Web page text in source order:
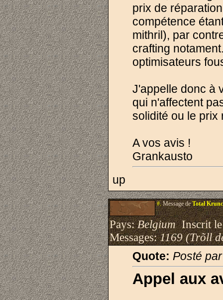
prix de
compétence
mithril), par
crafting
optimisateurs
J'appelle donc à
qui n'affectent
solidité ou le prix
A vos avis !
Grankausto
up
#.Message deTotal
Pays:BelgiumInscrit
Messages:1169 (Trõll
Quote: Posté
Appel aux